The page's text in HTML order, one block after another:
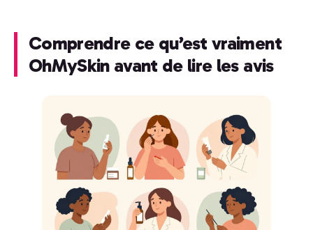
Comprendre ce qu’est vraiment
OhMySkin avant de lire les avis